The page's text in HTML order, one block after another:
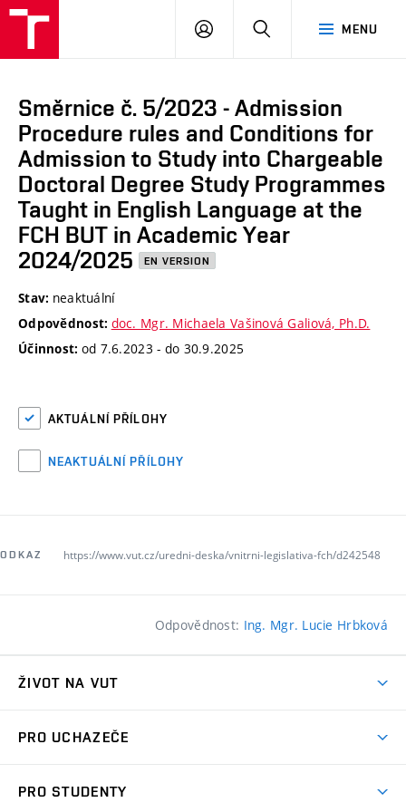
MENU
PŘIHLÁSIT
Směrnice č. 5/2023 - Admission
Procedure rules and Conditions for
Admission to Study into Chargeable
Doctoral Degree Study Programmes
Taught in English Language at the
FCH BUT in Academic Year
2024/2025
EN VERSION
Stav: neaktuální
Odpovědnost: doc. Mgr. Michaela Vašinová Galiová, Ph.D.
Účinnost: od 7.6.2023 - do 30.9.2025
AKTUÁLNÍ PŘÍLOHY
NEAKTUÁLNÍ PŘÍLOHY
ODKAZ https://www.vut.cz/uredni-deska/vnitrni-legislativa-fch/d242548
Odpovědnost: Ing. Mgr. Lucie Hrbková
ŽIVOT NA VUT
Koleje
PRO UCHAZEČE
PRO STUDENTY